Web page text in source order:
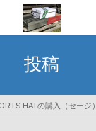
投稿
HATの購入（セージ）